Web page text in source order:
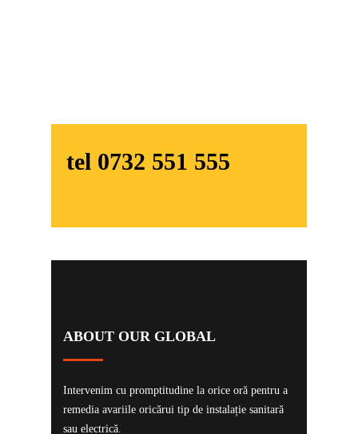
tel 0732 551 555
ABOUT OUR GLOBAL
Intervenim cu promptitudine la orice oră pentru a
remedia avariile oricărui tip de instalație sanitară
sau electrică.